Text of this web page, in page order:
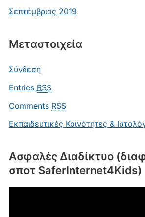
Σεπτέμβριος 2019
Μεταστοιχεία
Σύνδεση
Entries RSS
Comments RSS
Εκπαιδευτικές Κοινότητες &
Ασφαλές Διαδίκτυο
σποτ SaferInternet4Kids)